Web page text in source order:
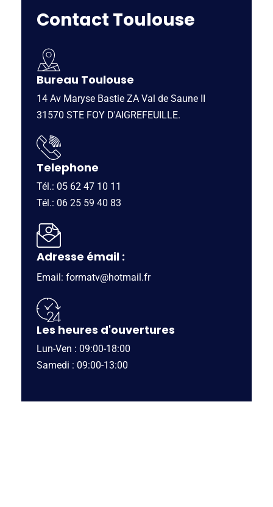
Contact Toulouse
Bureau Toulouse
14 Av Maryse Bastie ZA Val de Saune II
31570 STE FOY D'AIGREFEUILLE.
Telephone
Tél.: 05 62 47 10 11
Tél.: 06 25 59 40 83
Adresse émail :
Email: formatv@hotmail.fr
Les heures d'ouvertures
Lun-Ven : 09:00-18:00
Samedi : 09:00-13:00